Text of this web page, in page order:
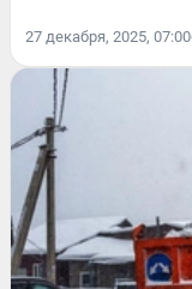
27 декабря, 2025, 07:00